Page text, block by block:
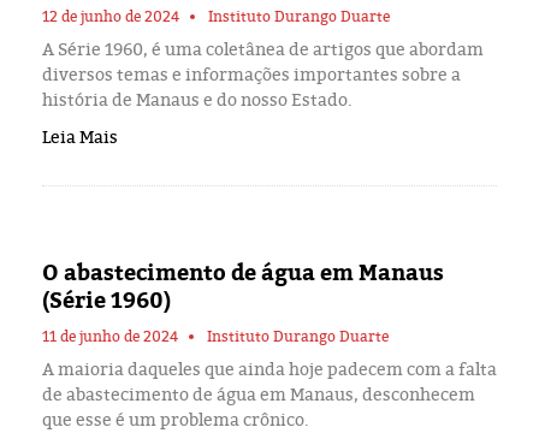
Amazonas
Manaus
Pesquisas
Política
Livros
12 de junho de 2024 Instituto Durango Duarte
A Série 1960, é uma coletânea de artigos que abordam
diversos temas e informações importantes sobre a
história de Manaus e do nosso Estado.
Leia Mais
O abastecimento de água em Manaus
(Série 1960)
11 de junho de 2024 Instituto Durango Duarte
A maioria daqueles que ainda hoje padecem com a falta
de abastecimento de água em Manaus, desconhecem
que esse é um problema crônico.